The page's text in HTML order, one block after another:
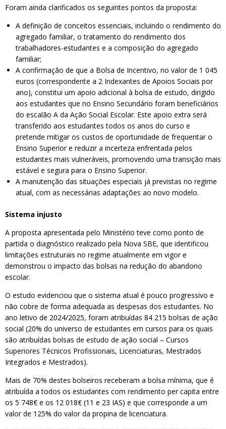
Foram ainda clarificados os seguintes pontos da proposta:
A definição de conceitos essenciais, incluindo o rendimento do
agregado familiar, o tratamento do rendimento dos
trabalhadores-estudantes e a composição do agregado
familiar;
A confirmação de que a Bolsa de Incentivo, no valor de 1 045
euros (correspondente a 2 Indexantes de Apoios Sociais por
ano), constitui um apoio adicional à bolsa de estudo, dirigido
aos estudantes que no Ensino Secundário foram beneficiários
do escalão A da Ação Social Escolar. Este apoio extra será
transferido aos estudantes todos os anos do curso e
pretende mitigar os custos de oportunidade de frequentar o
Ensino Superior e reduzir a incerteza enfrentada pelos
estudantes mais vulneráveis, promovendo uma transição mais
estável e segura para o Ensino Superior.
A manutenção das situações especiais já previstas no regime
atual, com as necessárias adaptações ao novo modelo.
Sistema injusto
A proposta apresentada pelo Ministério teve como ponto de
partida o diagnóstico realizado pela Nova SBE, que identificou
limitações estruturais no regime atualmente em vigor e
demonstrou o impacto das bolsas na redução do abandono
escolar.
O estudo evidenciou que o sistema atual é pouco progressivo e
não cobre de forma adequada as despesas dos estudantes. No
ano letivo de 2024/2025, foram atribuídas 84 215 bolsas de ação
social (20% do universo de estudantes em cursos para os quais
são atribuídas bolsas de estudo de ação social – Cursos
Superiores Técnicos Profissionais, Licenciaturas, Mestrados
Integrados e Mestrados).
Mais de 70% destes bolseiros receberam a bolsa mínima, que é
atribuída a todos os estudantes com rendimento per capita entre
os 5 748€ e os 12 018€ (11 e 23 IAS) e que corresponde a um
valor de 125% do valor da propina de licenciatura.